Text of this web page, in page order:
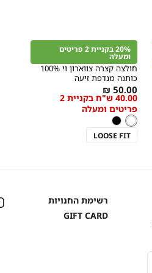
Color
לבן
מידה
הוספה
לסל 20% בקניית 2 פריטים
ומעלה
חולצה קצרה צווארון וי 100%
כותנה מנדפת זיעה
As
low
as
50.00 ₪
40.00 ש"ח בקניית 2
פריטים ומעלה
צבע
לבן
לבן שחור
LOOSE FIT
רשימת החנויות
GIFT CARD